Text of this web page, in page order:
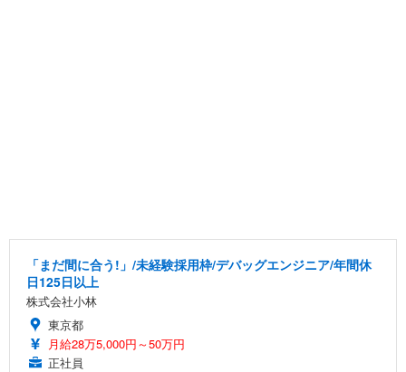
「まだ間に合う!」/未経験採用枠/デバッグエンジニア/年間休
日125日以上
株式会社小林
東京都
月給28万5,000円～50万円
正社員